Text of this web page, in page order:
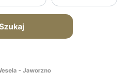
- Jaworzno